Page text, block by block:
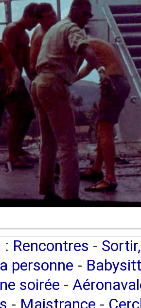
: Rencontres -
personne -
soirée -
- Maistrance -